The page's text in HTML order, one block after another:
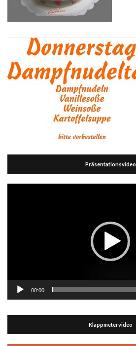
Präsentationsvideo
00:00
Klappmetervideo